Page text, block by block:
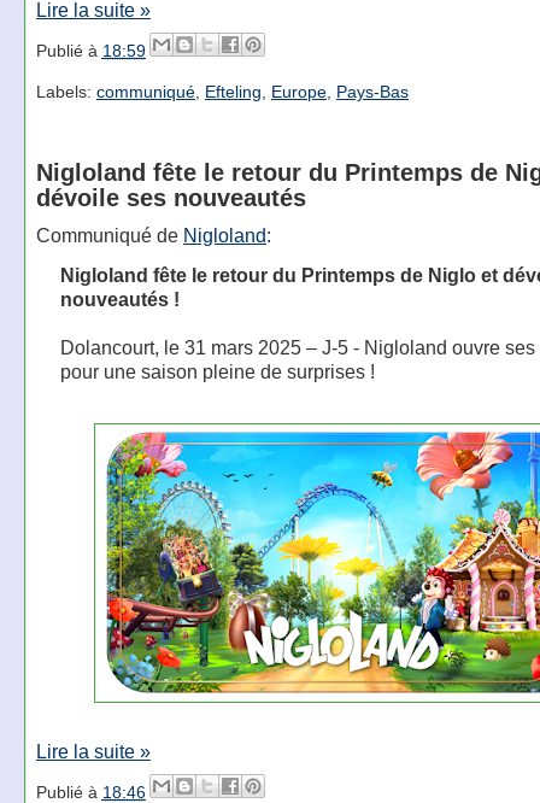
Lire la suite »
Publié à 18:59
Labels: communiqué, Efteling, Europe, Pays-Bas
Nigloland fête le retour du Printemps de
dévoile ses nouveautés
Communiqué de Nigloland:
Nigloland fête le retour du Printemps de Niglo et
nouveautés !
Dolancourt, le 31 mars 2025 – J-5 - Nigloland ouvre ses
pour une saison pleine de surprises !
Lire la suite »
Publié à 18:46